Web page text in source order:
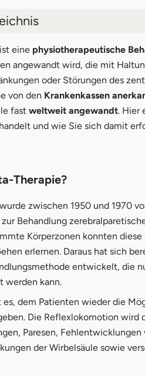
Therapie?
Beschwerden hilft die Vojta-
und Wirkung
eine physiotherapeutische
angewandt wird, die mit
oder Störungen des
von den Krankenkassen
fast weltweit angewandt. Hier
in neuem Fenster
handelt und wie Sie sich damit
Therapie?
zwischen 1950 und 1970
Behandlung
Körperzonen konnten diese
erlernen. Daraus hat sich
entwickelt, die
werden kann.
es, dem Patienten wieder die
Die Reflexlokomotion wird
Paresen,
der Wirbelsäule sowie